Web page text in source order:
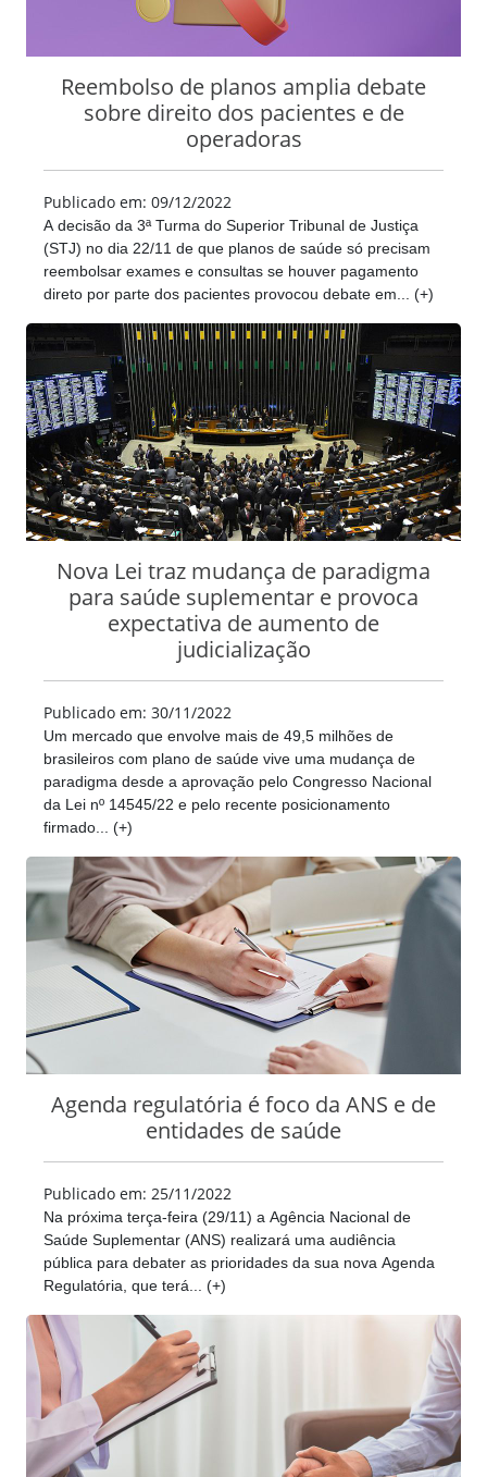
Reembolso de planos amplia debate
sobre direito dos pacientes e de
operadoras
Publicado em: 09/12/2022
A decisão da 3ª Turma do Superior Tribunal de Justiça
(STJ) no dia 22/11 de que planos de saúde só precisam
reembolsar exames e consultas se houver pagamento
direto por parte dos pacientes provocou debate em... (+)
Nova Lei traz mudança de paradigma
para saúde suplementar e provoca
expectativa de aumento de
judicialização
Publicado em: 30/11/2022
Um mercado que envolve mais de 49,5 milhões de
brasileiros com plano de saúde vive uma mudança de
paradigma desde a aprovação pelo Congresso Nacional
da Lei nº 14545/22 e pelo recente posicionamento
firmado... (+)
Agenda regulatória é foco da ANS e de
entidades de saúde
Publicado em: 25/11/2022
Na próxima terça-feira (29/11) a Agência Nacional de
Saúde Suplementar (ANS) realizará uma audiência
pública para debater as prioridades da sua nova Agenda
Regulatória, que terá... (+)